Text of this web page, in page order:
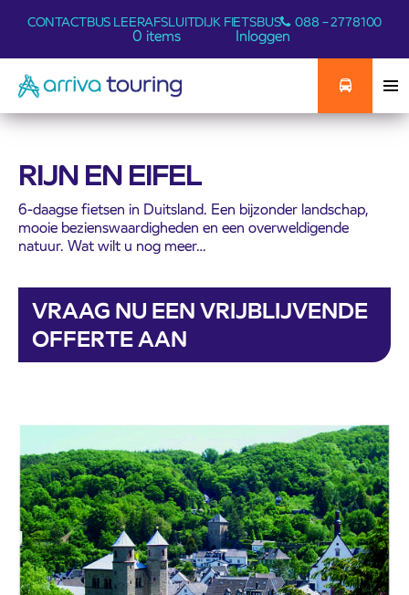
CONTACTBUS LEERAFSLUITDIJK FIETSBUS 088 – 2778100
0 items Inloggen
RIJN EN EIFEL
6-daagse fietsen in Duitsland. Een bijzonder landschap,
mooie bezienswaardigheden en een overweldigende
natuur. Wat wilt u nog meer…
VRAAG NU EEN VRIJBLIJVENDE
OFFERTE AAN